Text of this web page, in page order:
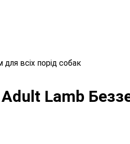
всіх порід собак
Lamb